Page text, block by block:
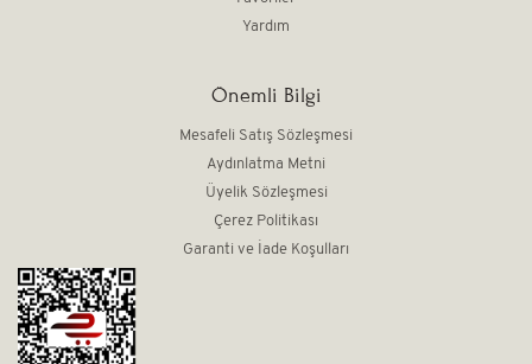
Yardım
Önemli Bilgi
Mesafeli Satış Sözleşmesi
Aydınlatma Metni
Üyelik Sözleşmesi
Çerez Politikası
Garanti ve İade Koşulları